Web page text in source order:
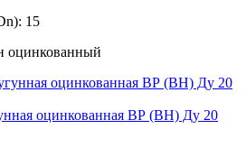
15
оцинкованный
оцинкованная ВР (ВН) Ду 20